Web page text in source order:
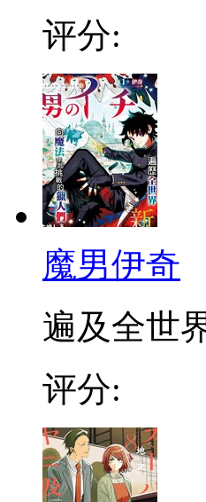
评分:
魔男伊奇
遍及全世
评分: